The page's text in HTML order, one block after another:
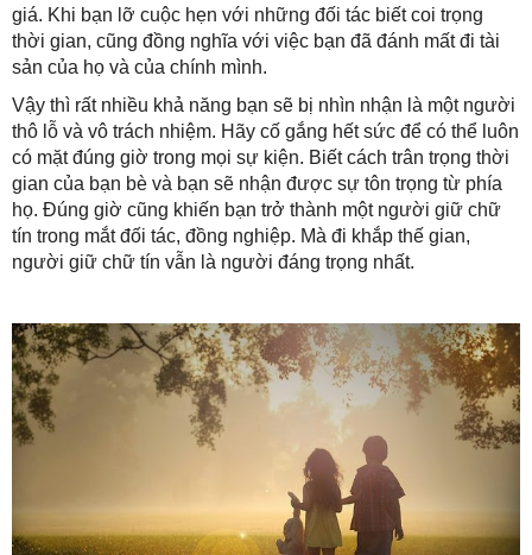
giá. Khi bạn lỡ cuộc hẹn với những đối tác biết coi trọng
thời gian, cũng đồng nghĩa với việc bạn đã đánh mất đi tài
sản của họ và của chính mình.
Vậy thì rất nhiều khả năng bạn sẽ bị nhìn nhận là một người
thô lỗ và vô trách nhiệm. Hãy cố gắng hết sức để có thể luôn
có mặt đúng giờ trong mọi sự kiện. Biết cách trân trọng thời
gian của bạn bè và bạn sẽ nhận được sự tôn trọng từ phía
họ. Đúng giờ cũng khiến bạn trở thành một người giữ chữ
tín trong mắt đối tác, đồng nghiệp. Mà đi khắp thế gian,
người giữ chữ tín vẫn là người đáng trọng nhất.